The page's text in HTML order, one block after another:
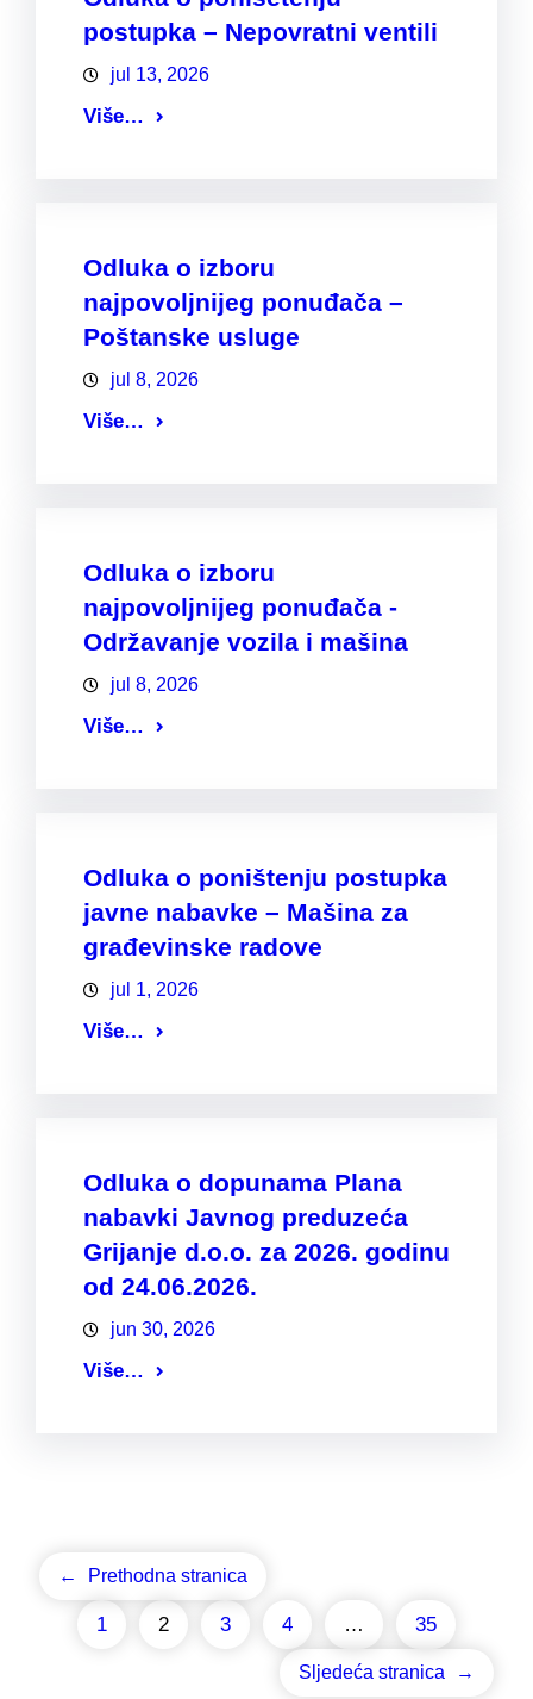
postupka – Nepovratni ventili
jul 13, 2026
Više…
Odluka o izboru
najpovoljnijeg ponuđača –
Poštanske usluge
jul 8, 2026
Više…
Odluka o izboru
najpovoljnijeg ponuđača -
Održavanje vozila i mašina
jul 8, 2026
Više…
Odluka o poništenju postupka
javne nabavke – Mašina za
građevinske radove
jul 1, 2026
Više…
Odluka o dopunama Plana
nabavki Javnog preduzeća
Grijanje d.o.o. za 2026. godinu
od 24.06.2026.
jun 30, 2026
Više…
← Prethodna stranica
1 2 3 4 … 35
Sljedeća stranica →